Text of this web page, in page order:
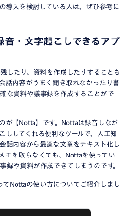
導入を検討している人は、ぜひ参考に
音・文字起こしできるアプ
したり、資料を作成したりすることも
話内容がうまく聞き取れなかったり書
な資料や議事録を作成することがで
が【Notta】です。Nottaは録音しなが
ししてくれる便利なツールで、人工知
話内容から最適な文章をテキスト化し
モを取らなくても、Nottaを使ってい
録や資料が作成できてしまうのです。
てNottaの使い方についてご紹介しまし